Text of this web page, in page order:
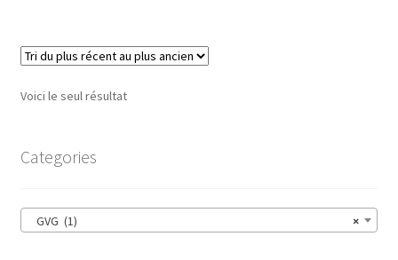
Voici le seul résultat
Categories
×
GVG (1)